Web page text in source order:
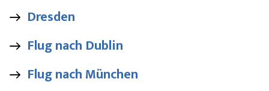
Dresden
Flug nach Dublin
Flug nach München